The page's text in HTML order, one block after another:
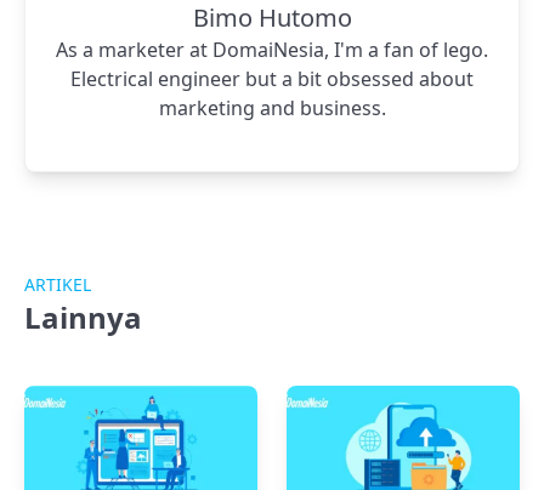
Bimo Hutomo
As a marketer at DomaiNesia, I'm a fan of lego.
Electrical engineer but a bit obsessed about
marketing and business.
ARTIKEL
Lainnya